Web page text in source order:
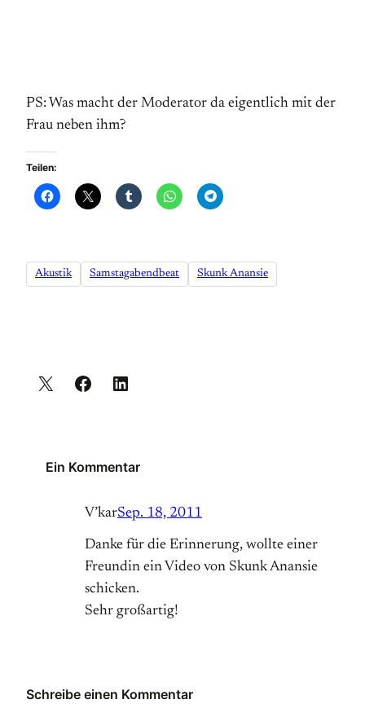
PS: Was macht der Moderator da eigentlich mit der
Frau neben ihm?
Teilen:
Akustik Samstagabendbeat Skunk Anansie
Ein Kommentar
V’karSep. 18, 2011
Danke für die Erinnerung, wollte einer
Freundin ein Video von Skunk Anansie
schicken.
Sehr großartig!
Schreibe einen Kommentar